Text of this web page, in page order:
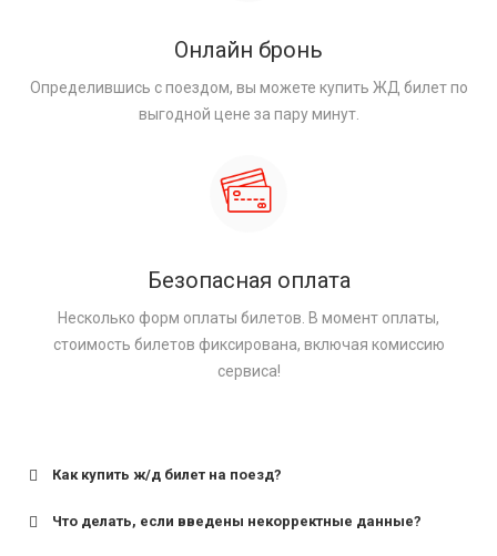
Онлайн бронь
Определившись с поездом, вы можете купить ЖД билет по
выгодной цене за пару минут.
Безопасная оплата
Несколько форм оплаты билетов. В момент оплаты,
стоимость билетов фиксирована, включая комиссию
сервиса!
Как купить ж/д билет на поезд?
Что делать, если введены некорректные данные?